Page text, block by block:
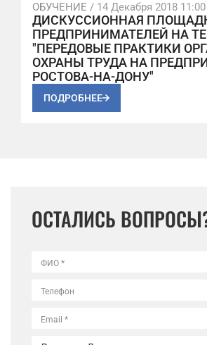
ОБУЧЕНИЕ / 14 Декабря 2018 11:00
ДИСКУССИОННАЯ
ПРЕДПРИНИМАТЕЛЕЙ НА
"ПЕРЕДОВЫЕ ПРАКТИКИ
ОХРАНЫ ТРУДА НА
РОСТОВА-НА-ДОНУ"
ПОДРОБНЕЕ
ОСТАЛИСЬ
ФИО *
Телефон
Email *